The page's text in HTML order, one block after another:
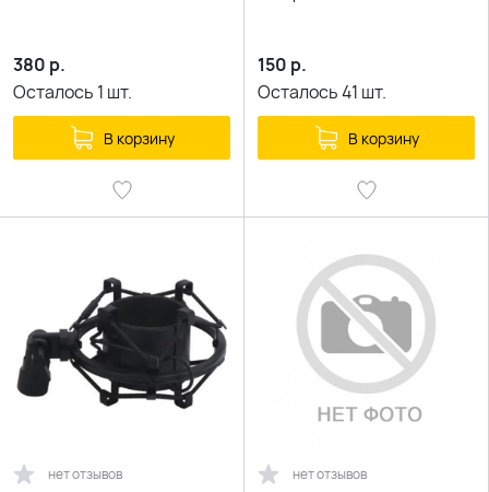
380 р.
Осталось 1 шт.
В корзину
150 р.
Осталось41 шт.
В корзину
нет отзывов нет отзывов